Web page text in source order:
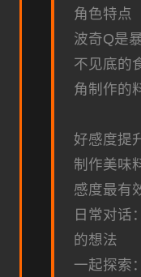
角色特点
波奇Q是
不见底的
角制作的
好感度提
制作美味
感度最有
日常对话
的想法
一起探索